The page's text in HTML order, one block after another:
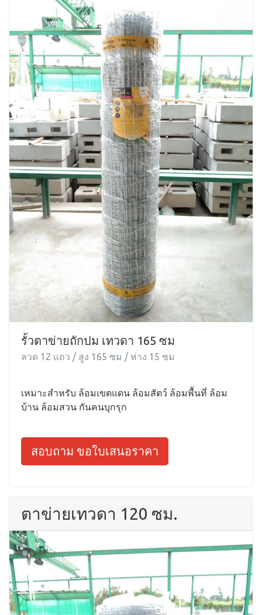
รั้วตาข่ายถักปม เทวดา 165 ซม
ลวด 12 แถว / สูง 165 ซม / ห่าง 15 ซม
เหมาะสำหรับ ล้อมเขตแดน ล้อมสัตว์ ล้อมพื้นที่ ล้อม
บ้าน ล้อมสวน กันคนบุกรุก
สอบถาม ขอใบเสนอราคา
ตาข่ายเทวดา 120 ซม.